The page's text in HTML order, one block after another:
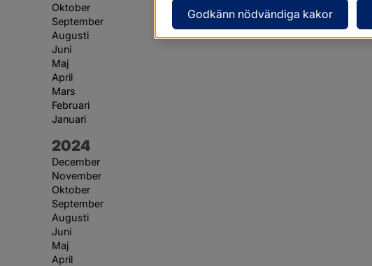
Oktober
September
Augusti
Juni
Maj
April
Mars
Februari
Januari
År:
2024
December
November
Oktober
September
Augusti
Juni
Maj
April
Godkänn nödvändiga kakor